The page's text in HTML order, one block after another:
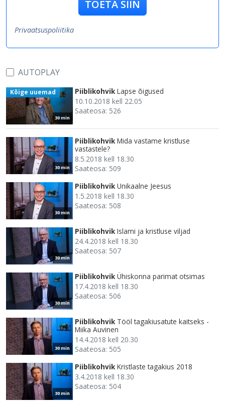
TOETA SIIN
Privaatsuspoliitika
AUTOPLAY
30 min
Kõige uuemad Piiblikohvik Lapse õigused
10.10.2018 kell 22.05
Saateosa: 526
30 min
Piiblikohvik Mida vastame kristluse
vastastele?
8.5.2018 kell 18.30
Saateosa: 509
30 min
Piiblikohvik Unikaalne Jeesus
1.5.2018 kell 18.30
Saateosa: 508
30 min
Piiblikohvik Islami ja kristluse viljad
24.4.2018 kell 18.30
Saateosa: 507
30 min
Piiblikohvik Ühiskonna parimat otsimas
17.4.2018 kell 18.30
Saateosa: 506
30 min
Piiblikohvik Tööl tagakiusatute kaitseks -
Miika Auvinen
14.4.2018 kell 20.30
Saateosa: 505
30 min
Piiblikohvik Kristlaste tagakius 2018
3.4.2018 kell 18.30
Saateosa: 504